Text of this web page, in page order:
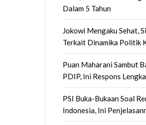
Dalam 5 Tahun
Jokowi Mengaku Sehat,
Terkait Dinamika Politik
Puan Maharani Sambut
PDIP, Ini Respons
PSI Buka-Bukaan Soal
Indonesia, Ini